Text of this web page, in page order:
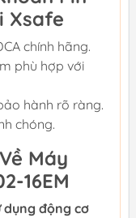
Xsafe
chính hãng.
phù hợp với
hành rõ ràng.
chóng.
Máy
16EM
dụng động cơ